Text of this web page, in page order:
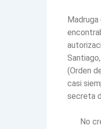
(Orden
casi
secreta
No